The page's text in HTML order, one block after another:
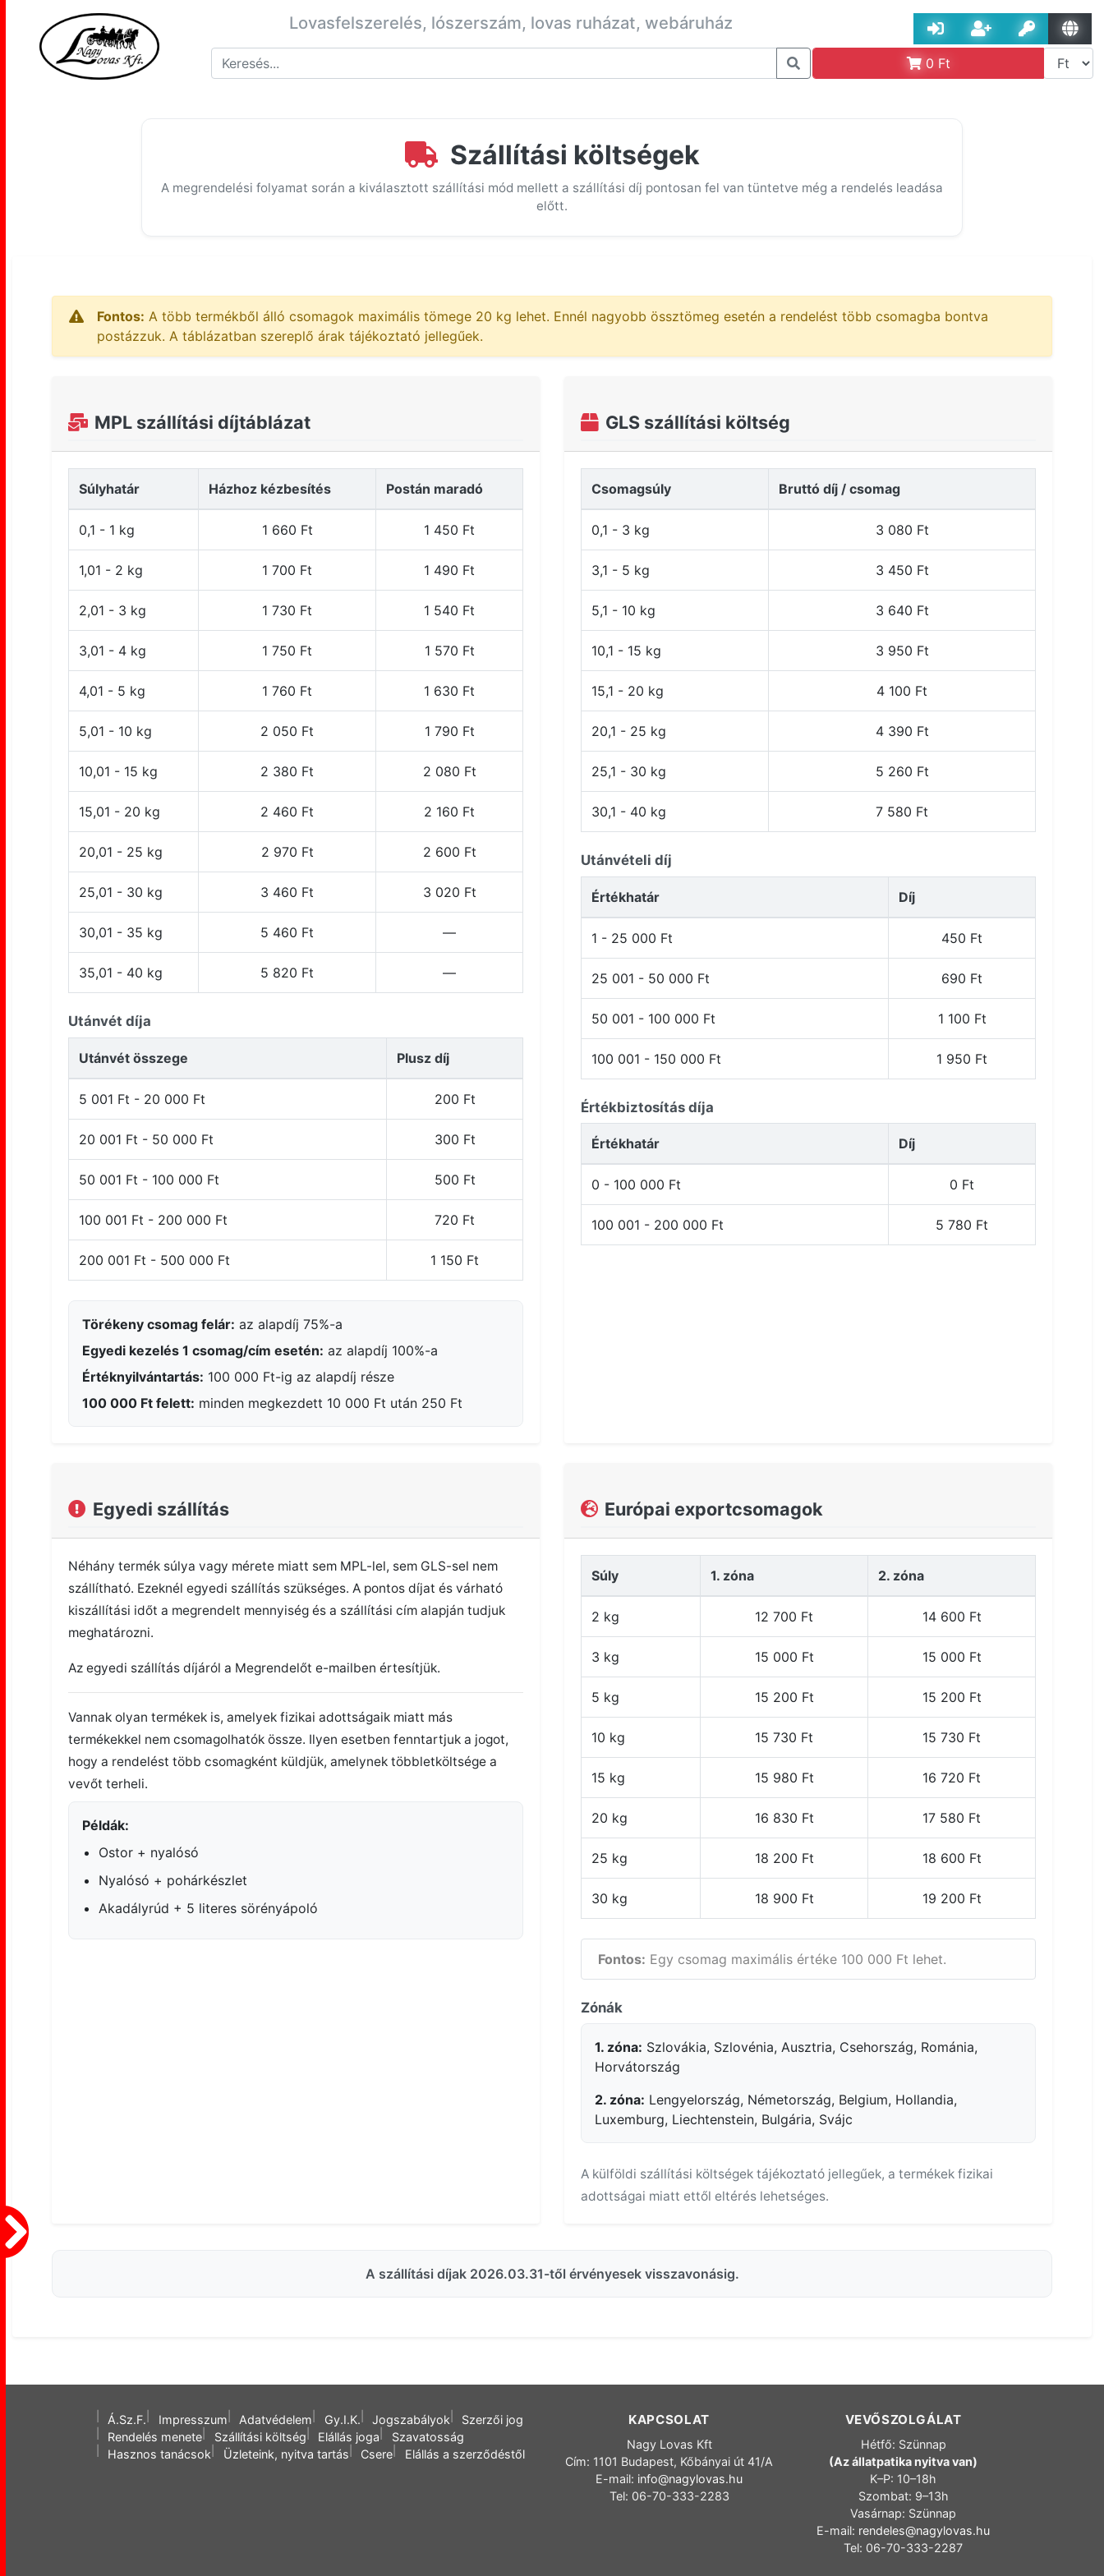
Lovasfelszerelés, lószerszám, lovas ruházat, webáruház
0 Ft
Szállítási költségek
A megrendelési folyamat során a kiválasztott szállítási mód mellett a szállítási díj pontosan fel van tüntetve még a rendelés leadása
előtt.
Fontos: A több termékből álló csomagok maximális tömege 20 kg lehet. Ennél nagyobb össztömeg esetén a rendelést több csomagba bontva
postázzuk. A táblázatban szereplő árak tájékoztató jellegűek.
MPL szállítási díjtáblázat
Súlyhatár Házhoz kézbesítés Postán maradó
0,1 - 1 kg 1 660 Ft 1 450 Ft
1,01 - 2 kg 1 700 Ft 1 490 Ft
2,01 - 3 kg 1 730 Ft 1 540 Ft
3,01 - 4 kg 1 750 Ft 1 570 Ft
4,01 - 5 kg 1 760 Ft 1 630 Ft
5,01 - 10 kg 2 050 Ft 1 790 Ft
10,01 - 15 kg 2 380 Ft 2 080 Ft
15,01 - 20 kg 2 460 Ft 2 160 Ft
20,01 - 25 kg 2 970 Ft 2 600 Ft
25,01 - 30 kg 3 460 Ft 3 020 Ft
30,01 - 35 kg 5 460 Ft —
35,01 - 40 kg 5 820 Ft —
Utánvét díja
Utánvét összege Plusz díj
5 001 Ft - 20 000 Ft 200 Ft
20 001 Ft - 50 000 Ft 300 Ft
50 001 Ft - 100 000 Ft 500 Ft
100 001 Ft - 200 000 Ft 720 Ft
200 001 Ft - 500 000 Ft 1 150 Ft
Törékeny csomag felár: az alapdíj 75%-a
Egyedi kezelés 1 csomag/cím esetén: az alapdíj 100%-a
Értéknyilvántartás: 100 000 Ft-ig az alapdíj része
100 000 Ft felett: minden megkezdett 10 000 Ft után 250 Ft
GLS szállítási költség
Csomagsúly Bruttó díj / csomag
0,1 - 3 kg 3 080 Ft
3,1 - 5 kg 3 450 Ft
5,1 - 10 kg 3 640 Ft
10,1 - 15 kg 3 950 Ft
15,1 - 20 kg 4 100 Ft
20,1 - 25 kg 4 390 Ft
25,1 - 30 kg 5 260 Ft
30,1 - 40 kg 7 580 Ft
Utánvételi díj
Értékhatár Díj
1 - 25 000 Ft 450 Ft
25 001 - 50 000 Ft 690 Ft
50 001 - 100 000 Ft 1 100 Ft
100 001 - 150 000 Ft 1 950 Ft
Értékbiztosítás díja
Értékhatár Díj
0 - 100 000 Ft 0 Ft
100 001 - 200 000 Ft 5 780 Ft
Egyedi szállítás
Néhány termék súlya vagy mérete miatt sem MPL-lel, sem GLS-sel nem
szállítható. Ezeknél egyedi szállítás szükséges. A pontos díjat és várható
kiszállítási időt a megrendelt mennyiség és a szállítási cím alapján tudjuk
meghatározni.
Az egyedi szállítás díjáról a Megrendelőt e-mailben értesítjük.
Vannak olyan termékek is, amelyek fizikai adottságaik miatt más
termékekkel nem csomagolhatók össze. Ilyen esetben fenntartjuk a jogot,
hogy a rendelést több csomagként küldjük, amelynek többletköltsége a
vevőt terheli.
Példák:
Ostor + nyalósó
Nyalósó + pohárkészlet
Akadályrúd + 5 literes sörényápoló
Európai exportcsomagok
Súly 1. zóna 2. zóna
2 kg 12 700 Ft 14 600 Ft
3 kg 15 000 Ft 15 000 Ft
5 kg 15 200 Ft 15 200 Ft
10 kg 15 730 Ft 15 730 Ft
15 kg 15 980 Ft 16 720 Ft
20 kg 16 830 Ft 17 580 Ft
25 kg 18 200 Ft 18 600 Ft
30 kg 18 900 Ft 19 200 Ft
Fontos: Egy csomag maximális értéke 100 000 Ft lehet.
Zónák
1. zóna: Szlovákia, Szlovénia, Ausztria, Csehország, Románia,
Horvátország
2. zóna: Lengyelország, Németország, Belgium, Hollandia,
Luxemburg, Liechtenstein, Bulgária, Svájc
A külföldi szállítási költségek tájékoztató jellegűek, a termékek fizikai
adottságai miatt ettől eltérés lehetséges.
A szállítási díjak 2026.03.31-től érvényesek visszavonásig.
Á.Sz.F. Impresszum Adatvédelem Gy.I.K. Jogszabályok
Szerzői jog
Rendelés menete
Szállítási költség Elállás joga
Szavatosság
Hasznos tanácsok
Üzleteink, nyitva tartás Csere Elállás a szerződéstől
KAPCSOLAT
Nagy Lovas Kft
Cím: 1101 Budapest, Kőbányai út 41/A
E-mail: info@nagylovas.hu
Tel: 06-70-333-2283
VEVŐSZOLGÁLAT
Hétfő: Szünnap
(Az állatpatika nyitva van)
K–P: 10–18h
Szombat: 9–13h
Vasárnap: Szünnap
E-mail: rendeles@nagylovas.hu
Tel: 06-70-333-2287